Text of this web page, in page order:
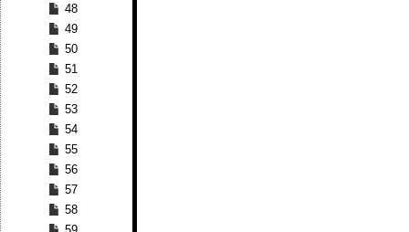
48
49
50
51
52
53
54
55
56
57
58